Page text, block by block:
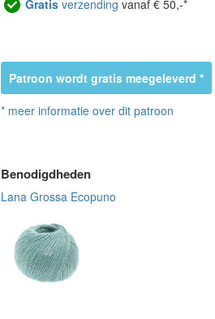
Gratis verzending vanaf € 50,-*
Patroon wordt gratis meegeleverd *
* meer informatie over dit patroon
Benodigdheden
Lana Grossa Ecopuno